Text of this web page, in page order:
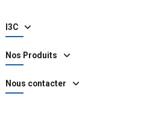
I3C
Nos Produits
Nous contacter